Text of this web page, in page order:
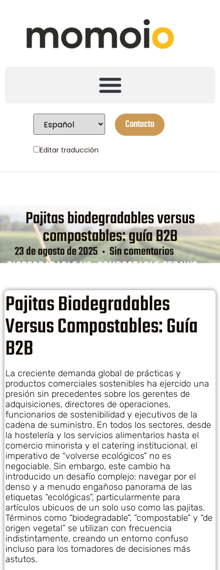
Editar traducción
Contacto
Pajitas biodegradables versus
compostables: guía B2B
23 de agosto de 2025 Sin comentarios
Pajitas Biodegradables
Versus Compostables: Guía
B2B
La creciente demanda global de prácticas y
productos comerciales sostenibles ha ejercido una
presión sin precedentes sobre los gerentes de
adquisiciones, directores de operaciones,
funcionarios de sostenibilidad y ejecutivos de la
cadena de suministro. En todos los sectores, desde
la hostelería y los servicios alimentarios hasta el
comercio minorista y el catering institucional, el
imperativo de “volverse ecológicos” no es
negociable. Sin embargo, este cambio ha
introducido un desafío complejo: navegar por el
denso y a menudo engañoso panorama de las
etiquetas “ecológicas”, particularmente para
artículos ubicuos de un solo uso como las pajitas.
Términos como “biodegradable”, “compostable” y “de
origen vegetal” se utilizan con frecuencia
indistintamente, creando un entorno confuso
incluso para los tomadores de decisiones más
astutos.